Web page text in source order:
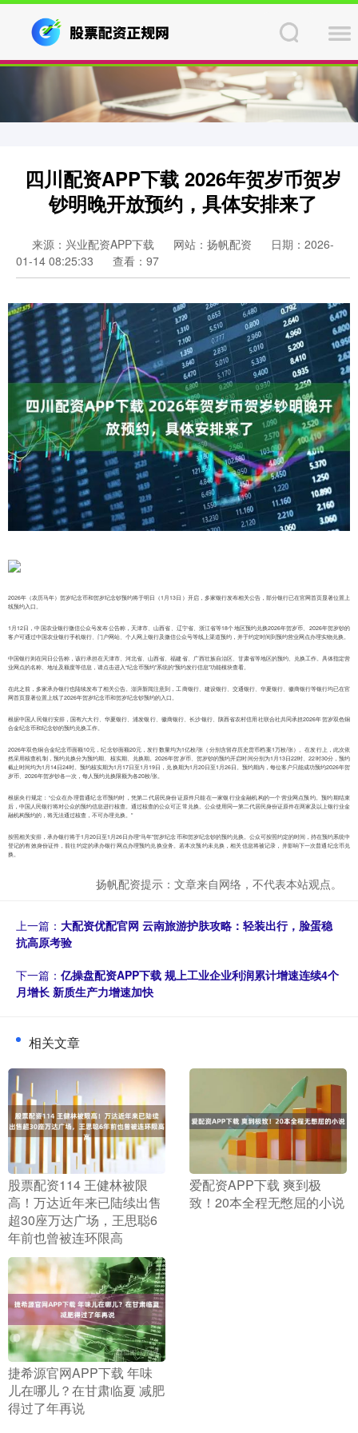
四川配资APP下载 2026年贺岁币贺岁
钞明晚开放预约，具体安排来了
来源：兴业配资APP下载 网站：扬帆配资
日期：2026-
01-14 08:25:33
查看：97
2026年（农历马年）贺岁纪念币和贺岁纪念钞预约将于明日（1月13日）开启，多家银行发布相关公告，部分银行已在官网首页显著位置上
线预约入口。
1月12日，中国农业银行微信公众号发布公告称，天津市、山西省、辽宁省、浙江省等18个地区预约兑换2026年贺岁币、2026年贺岁钞的
客户可通过中国农业银行手机银行、门户网站、个人网上银行及微信公众号等线上渠道预约，并于约定时间到预约营业网点办理实物兑换。
中国银行则在同日公告称，该行承担在天津市、河北省、山西省、福建省、广西壮族自治区、甘肃省等地区的预约、兑换工作。具体指定营
业网点的名称、地址及额度等信息，请点击进入“纪念币预约”系统的“预约发行信息”功能模块查看。
在此之前，多家承办银行也陆续发布了相关公告。澎湃新闻注意到，工商银行、建设银行、交通银行、华夏银行、徽商银行等银行均已在官
网首页显著位置上线了2026年贺岁纪念币和贺岁纪念钞预约的入口。
根据中国人民银行安排，国有六大行、华夏银行、浦发银行、徽商银行、长沙银行、陕西省农村信用社联合社共同承担2026年贺岁双色铜
合金纪念币和纪念钞的预约兑换工作。
2026年双色铜合金纪念币面额10元，纪念钞面额20元，发行数量均为1亿枚/张（分别含留存历史货币档案1万枚/张）。在发行上，此次依
然采用核查机制，预约兑换分为预约期、核实期、兑换期。2026年贺岁币、贺岁钞的预约开启时间分别为1月13日22时、22时30分，预约
截止时间均为1月14日24时。预约核实期为1月17日至1月19日，兑换期为1月20日至1月26日。预约期内，每位客户只能成功预约2026年贺
岁币、2026年贺岁钞各一次，每人预约兑换限额为各20枚/张。
根据央行规定：“公众在办理普通纪念币预约时，凭第二代居民身份证原件只能在一家银行业金融机构的一个营业网点预约。预约期结束
后，中国人民银行将对公众的预约信息进行核查。通过核查的公众可正常兑换。公众使用同一第二代居民身份证原件在两家及以上银行业金
融机构预约的，将无法通过核查，不可办理兑换。”
按照相关安排，承办银行将于1月20日至1月26日办理“马年”贺岁纪念币和贺岁纪念钞的预约兑换。公众可按照约定的时间，持在预约系统中
登记的有效身份证件，前往约定的承办银行网点办理预约兑换业务。若本次预约未兑换，相关信息将被记录，并影响下一次普通纪念币兑
换。
扬帆配资提示：文章来自网络，不代表本站观点。
上一篇： 大配资优配官网 云南旅游护肤攻略：轻装出行，脸蛋稳
抗高原考验
下一篇： 亿操盘配资APP下载 规上工业企业利润累计增速连续4个
月增长 新质生产力增速加快
相关文章
​股票配资114 王健林被限
高！万达近年来已陆续出售
超30座万达广场，王思聪6
年前也曾被连环限高
​爱配资APP下载 爽到极
致！20本全程无憋屈的小说
​捷希源官网APP下载 年味
儿在哪儿？在甘肃临夏 减肥
得过了年再说